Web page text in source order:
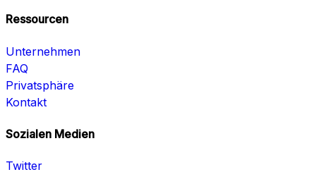
Ressourcen
Unternehmen
FAQ
Privatsphäre
Kontakt
Sozialen Medien
Twitter